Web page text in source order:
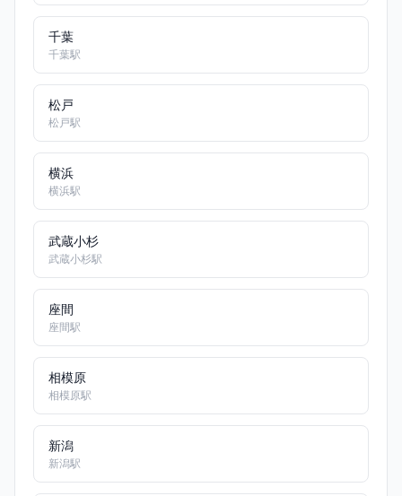
千葉
千葉駅
松戸
松戸駅
横浜
横浜駅
武蔵小杉
武蔵小杉駅
座間
座間駅
相模原
相模原駅
新潟
新潟駅